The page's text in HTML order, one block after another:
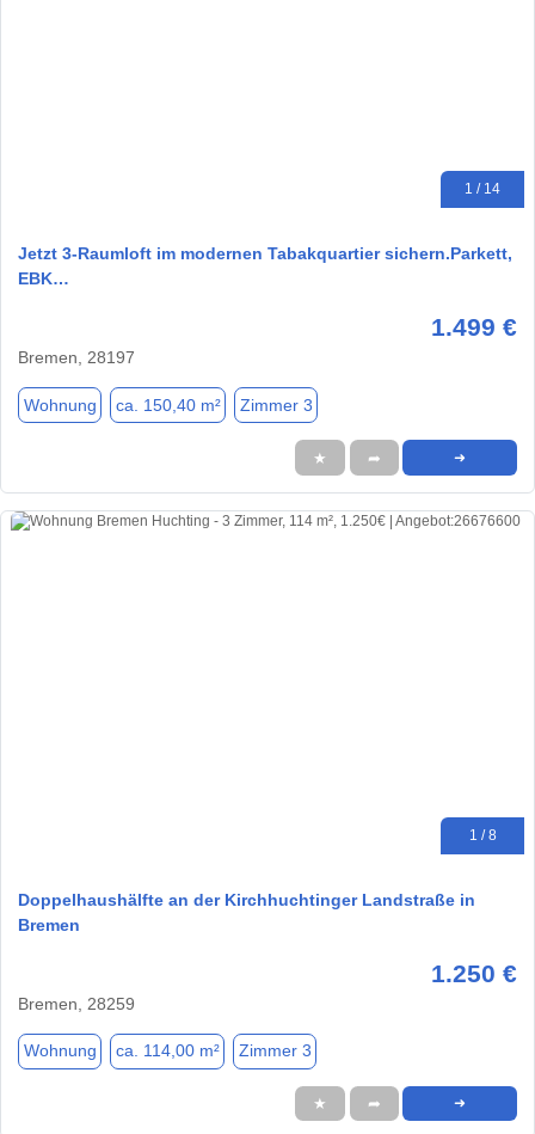
1 / 14
Jetzt 3-Raumloft im modernen Tabakquartier sichern.Parkett,
EBK…
1.499 €
Bremen, 28197
Wohnung ca. 150,40 m² Zimmer 3
★ ➦ ➜
1 / 8
Doppelhaushälfte an der Kirchhuchtinger Landstraße in
Bremen
1.250 €
Bremen, 28259
Wohnung ca. 114,00 m² Zimmer 3
★ ➦ ➜